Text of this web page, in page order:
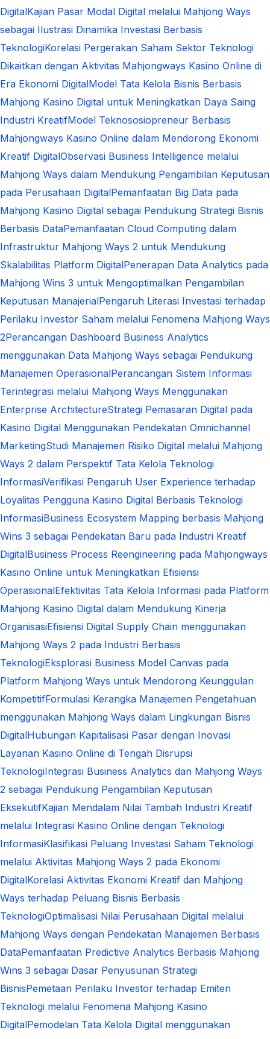
DigitalKajian Pasar Modal Digital melalui Mahjong Ways
sebagai Ilustrasi Dinamika Investasi Berbasis
TeknologiKorelasi Pergerakan Saham Sektor Teknologi
Dikaitkan dengan Aktivitas Mahjongways Kasino Online di
Era Ekonomi DigitalModel Tata Kelola Bisnis Berbasis
Mahjong Kasino Digital untuk Meningkatkan Daya Saing
Industri KreatifModel Teknososiopreneur Berbasis
Mahjongways Kasino Online dalam Mendorong Ekonomi
Kreatif DigitalObservasi Business Intelligence melalui
Mahjong Ways dalam Mendukung Pengambilan Keputusan
pada Perusahaan DigitalPemanfaatan Big Data pada
Mahjong Kasino Digital sebagai Pendukung Strategi Bisnis
Berbasis DataPemanfaatan Cloud Computing dalam
Infrastruktur Mahjong Ways 2 untuk Mendukung
Skalabilitas Platform DigitalPenerapan Data Analytics pada
Mahjong Wins 3 untuk Mengoptimalkan Pengambilan
Keputusan ManajerialPengaruh Literasi Investasi terhadap
Perilaku Investor Saham melalui Fenomena Mahjong Ways
2Perancangan Dashboard Business Analytics
menggunakan Data Mahjong Ways sebagai Pendukung
Manajemen OperasionalPerancangan Sistem Informasi
Terintegrasi melalui Mahjong Ways Menggunakan
Enterprise ArchitectureStrategi Pemasaran Digital pada
Kasino Digital Menggunakan Pendekatan Omnichannel
MarketingStudi Manajemen Risiko Digital melalui Mahjong
Ways 2 dalam Perspektif Tata Kelola Teknologi
InformasiVerifikasi Pengaruh User Experience terhadap
Loyalitas Pengguna Kasino Digital Berbasis Teknologi
InformasiBusiness Ecosystem Mapping berbasis Mahjong
Wins 3 sebagai Pendekatan Baru pada Industri Kreatif
DigitalBusiness Process Reengineering pada Mahjongways
Kasino Online untuk Meningkatkan Efisiensi
OperasionalEfektivitas Tata Kelola Informasi pada Platform
Mahjong Kasino Digital dalam Mendukung Kinerja
OrganisasiEfisiensi Digital Supply Chain menggunakan
Mahjong Ways 2 pada Industri Berbasis
TeknologiEksplorasi Business Model Canvas pada
Platform Mahjong Ways untuk Mendorong Keunggulan
KompetitifFormulasi Kerangka Manajemen Pengetahuan
menggunakan Mahjong Ways dalam Lingkungan Bisnis
DigitalHubungan Kapitalisasi Pasar dengan Inovasi
Layanan Kasino Online di Tengah Disrupsi
TeknologiIntegrasi Business Analytics dan Mahjong Ways
2 sebagai Pendukung Pengambilan Keputusan
EksekutifKajian Mendalam Nilai Tambah Industri Kreatif
melalui Integrasi Kasino Online dengan Teknologi
InformasiKlasifikasi Peluang Investasi Saham Teknologi
melalui Aktivitas Mahjong Ways 2 pada Ekonomi
DigitalKorelasi Aktivitas Ekonomi Kreatif dan Mahjong
Ways terhadap Peluang Bisnis Berbasis
TeknologiOptimalisasi Nilai Perusahaan Digital melalui
Mahjong Ways dengan Pendekatan Manajemen Berbasis
DataPemanfaatan Predictive Analytics Berbasis Mahjong
Wins 3 sebagai Dasar Penyusunan Strategi
BisnisPemetaan Perilaku Investor terhadap Emiten
Teknologi melalui Fenomena Mahjong Kasino
DigitalPemodelan Tata Kelola Digital menggunakan